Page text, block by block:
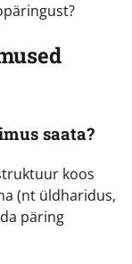
saata?
koos
(nt üldharidus,
päring